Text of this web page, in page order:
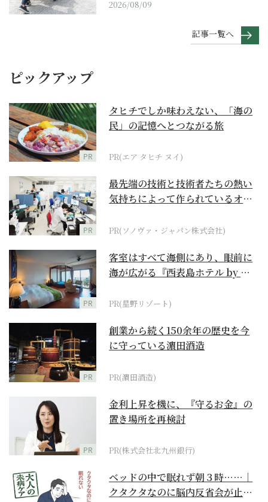
2026/08/09
記事一覧へ
ピックアップ
PR
タヒチでしか味わえない、「海の
民」の記憶へとつながる旅
PR(エア タヒチ ヌイ)
PR
最先端の技術と技術者たちの熱い
気持ちによって作られているオー
PR(ソノヴァ・ジャパン株式会社)
PR
客室はすべて海側にあり、眼前に
海が広がる『西表島ホテル by 星
PR(星野リゾート)
PR
創業から続く150余年の歴史を今
に守っている濵田酒造
PR(濵田酒造)
PR
金利上昇を機に、『守るお金』の
置き場所を再検討
PR(株式会社北九州銀行)
ベッドの中で眠れず朝３時……｜
クタクタなのに脳内反省会が止ま